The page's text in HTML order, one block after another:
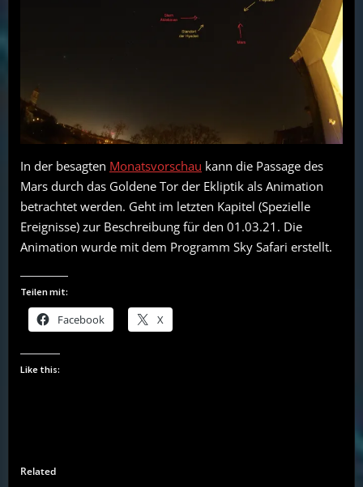
In der besagten Monatsvorschau kann die Passage des
Mars durch das Goldene Tor der Ekliptik als Animation
betrachtet werden. Geht im letzten Kapitel (Spezielle
Ereignisse) zur Beschreibung für den 01.03.21. Die
Animation wurde mit dem Programm Sky Safari erstellt.
Teilen mit:
Facebook X
Like this:
Related